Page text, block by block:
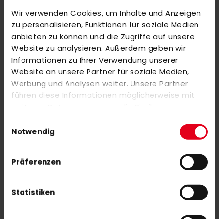
Wir verwenden Cookies, um Inhalte und Anzeigen
zu personalisieren, Funktionen für soziale Medien
anbieten zu können und die Zugriffe auf unsere
Website zu analysieren. Außerdem geben wir
Informationen zu Ihrer Verwendung unserer
Website an unsere Partner für soziale Medien,
Werbung und Analysen weiter. Unsere Partner
führen diese Informationen möglicherweise mit
weiteren Daten zusammen, die Sie ihnen
Nutzung der Dienste gesammelt haben.
Notwendig
Präferenzen
Statistiken
BEWERTUNGEN
ÄHNLICHE PRODUKTE
Markieren Sie die Artikel, um Sie dem Warenkorb hinzuzufügen
oderAlle auswählen
adidas VS .6 Hockey Backpack 25/26 black - pink
65,00 €